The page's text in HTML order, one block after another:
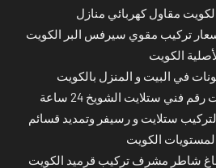
مقاول كهربائي منازل
تركيب مقوي سيرفس البر الكويت
الكويت
في البيت و المنزل بالكويت
فني ستلايت الشويخ 24 ساعة
ستلايت و رسيفر وتمديد قسائم
الكويت
شاطر مشرف تركيب قرميد الكويت